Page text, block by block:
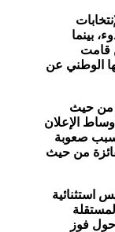
بينما
قامت
الوطني عن
من حيث
الإعلان
بسبب صعوبة
من حيث
استثنائية
فوز